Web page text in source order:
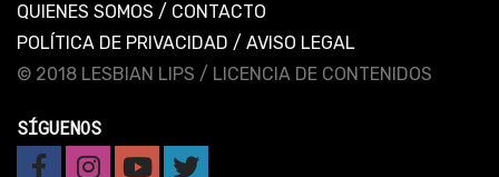
QUIENES SOMOS / CONTACTO
POLÍTICA DE PRIVACIDAD / AVISO LEGAL
© 2018 LESBIAN LIPS / LICENCIA DE CONTENIDOS
SÍGUENOS